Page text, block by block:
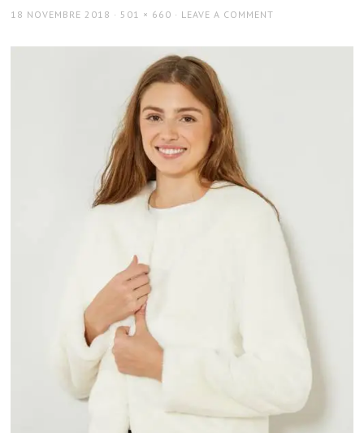
POSTED
18 NOVEMBRE 2018
FULL
501 × 660 LEAVE A COMMENT